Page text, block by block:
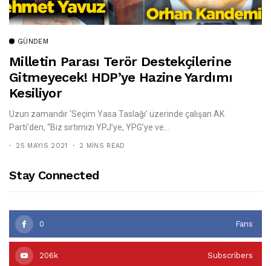
GÜNDEM
Milletin Parası Terör Destekçilerine
Gitmeyecek! HDP’ye Hazine Yardımı
Kesiliyor
Uzun zamandır ‘Seçim Yasa Taslağı’ üzerinde çalışan AK
Parti’den, “Biz sırtımızı YPJ’ye, YPG’ye ve...
25 MAYIS 2021 2 MINS READ
Stay Connected
0 Fans
206k Subscribers